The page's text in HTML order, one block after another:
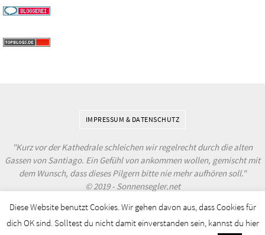
IMPRESSUM & DATENSCHUTZ
"Kurz vor der Kathedrale schleichen wir regelrecht durch die alten
Gassen von Santiago. Ein Gefühl von ankommen wollen, gemischt mit
dem Wunsch, dass dieses Pilgern bitte nie mehr aufhören soll."
© 2019 - Sonnensegler.net
Powered byNirvana&WordPress.
Diese Website benutzt Cookies. Wir gehen davon aus, dass Cookies für
dich OK sind. Solltest du nicht damit einverstanden sein, kannst du hier